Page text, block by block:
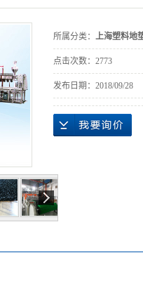
所属分类： 上海塑料地
点击次数： 2773
发布日期： 2018/09/28